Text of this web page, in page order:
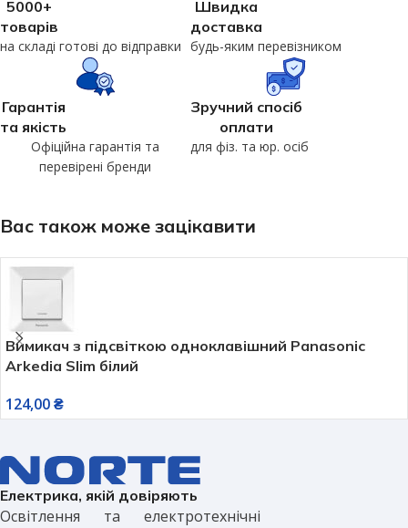
5000+
товарів
на складі готові до відправки
Швидка
доставка
будь-яким перевізником
Гарантія
та якість
Офіційна гарантія та
перевірені бренди
Зручний спосіб
оплати
для фіз. та юр. осіб
Вас також може зацікавити
Вимикач з підсвіткою одноклавішний Panasonic
Arkedia Slim білий
124,00₴
Електрика, якій довіряють
Освітлення та електротехнічні